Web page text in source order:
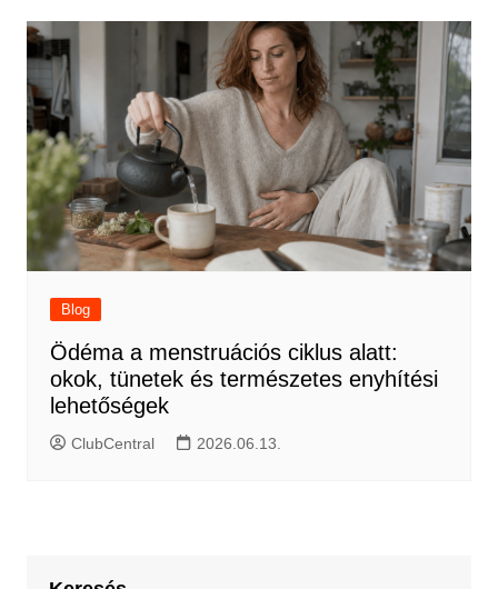
Blog
Ödéma a menstruációs ciklus alatt:
okok, tünetek és természetes enyhítési
lehetőségek
ClubCentral 2026.06.13.